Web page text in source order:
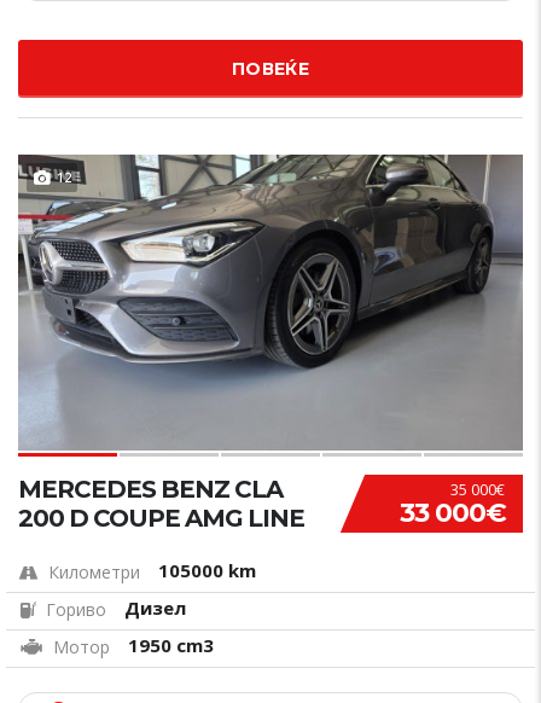
ПОВЕЌЕ
12
35 000€
33 000€
MERCEDES BENZ CLA
200 D COUPE AMG LINE
Километри 105000 km
Гориво Дизел
Мотор 1950 cm3